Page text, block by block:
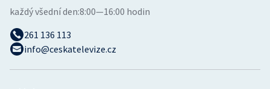
každý všední den:8:00—16:00 hodin
261 136 113
info@ceskatelevize.cz